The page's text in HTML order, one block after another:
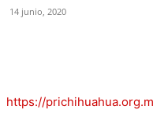
14 junio, 2020
https://